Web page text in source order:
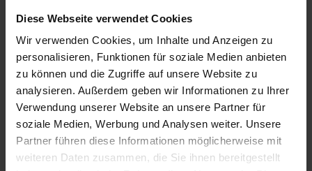
Diese Webseite verwendet Cookies
Wir verwenden Cookies, um Inhalte und Anzeigen zu
personalisieren, Funktionen für soziale Medien anbieten
zu können und die Zugriffe auf unsere Website zu
analysieren. Außerdem geben wir Informationen zu Ihrer
Verwendung unserer Website an unsere Partner für
soziale Medien, Werbung und Analysen weiter. Unsere
Partner führen diese Informationen möglicherweise mit
weiteren Daten zusammen, die Sie ihnen bereitgestellt
• Einsatz von Algorithmen und künstlicher
Intelligenz
• Auswirkungen der COVID-19-Pandemie
Grundsicherung, z.B.
• Zulässigkeit und Grenzen von Hausbesuchen
• Einsatz Dritter durch das Jobcenter zur
Überprüfung der Angaben der